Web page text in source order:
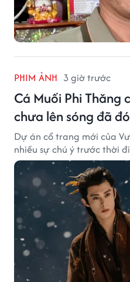
PHIM ẢNH 3 giờ trước
Cá Muối Phi Thăng
chưa lên sóng đã
Dự án cổ trang mới của
nhiều sự chú ý trước thời